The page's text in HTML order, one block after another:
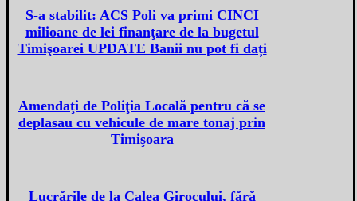
S-a stabilit: ACS Poli va primi CINCI
milioane de lei finanţare de la bugetul
Timişoarei UPDATE Banii nu pot fi dați
Amendaţi de Poliţia Locală pentru că se
deplasau cu vehicule de mare tonaj prin
Timişoara
Lucrările de la Calea Girocului, fără